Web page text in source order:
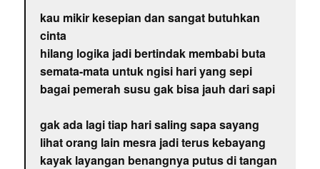
kau mikir kesepian dan sangat butuhkan
cinta
hilang logika jadi bertindak membabi buta
semata-mata untuk ngisi hari yang sepi
bagai pemerah susu gak bisa jauh dari sapi
gak ada lagi tiap hari saling sapa sayang
lihat orang lain mesra jadi terus kebayang
kayak layangan benangnya putus di tangan